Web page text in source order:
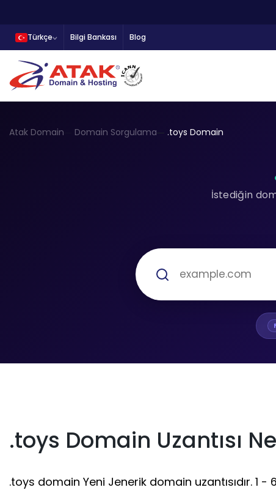
Türkçe Bilgi Bankası Blog
Atak Domain Domain Sorgulama .toys Domain
İstediğin
.toys Domain Uzantısı
.toys domain Yeni Jenerik domain uzantısıdır. 1